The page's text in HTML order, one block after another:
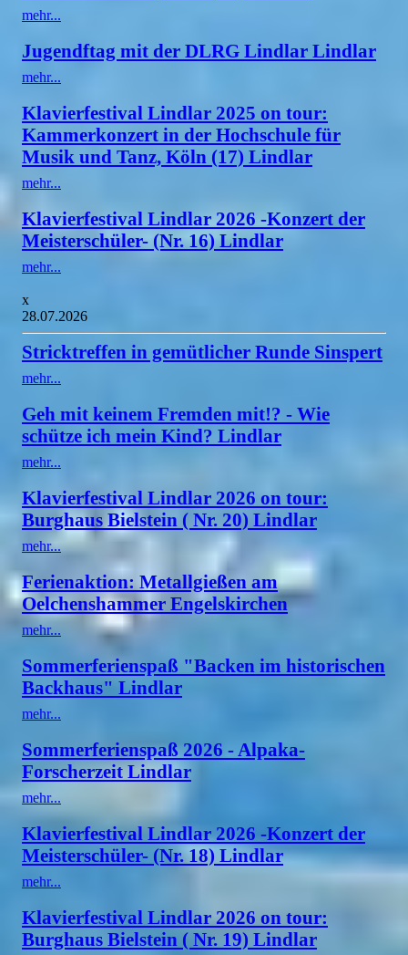
mehr...
Jugendftag mit der DLRG Lindlar Lindlar
mehr...
Klavierfestival Lindlar 2025 on tour:
Kammerkonzert in der Hochschule für
Musik und Tanz, Köln (17) Lindlar
mehr...
Klavierfestival Lindlar 2026 -Konzert der
Meisterschüler- (Nr. 16) Lindlar
mehr...
x
28.07.2026
Stricktreffen in gemütlicher Runde Sinspert
mehr...
Geh mit keinem Fremden mit!? - Wie
schütze ich mein Kind? Lindlar
mehr...
Klavierfestival Lindlar 2026 on tour:
Burghaus Bielstein ( Nr. 20) Lindlar
mehr...
Ferienaktion: Metallgießen am
Oelchenshammer Engelskirchen
mehr...
Sommerferienspaß "Backen im historischen
Backhaus" Lindlar
mehr...
Sommerferienspaß 2026 - Alpaka-
Forscherzeit Lindlar
mehr...
Klavierfestival Lindlar 2026 -Konzert der
Meisterschüler- (Nr. 18) Lindlar
mehr...
Klavierfestival Lindlar 2026 on tour:
Burghaus Bielstein ( Nr. 19) Lindlar